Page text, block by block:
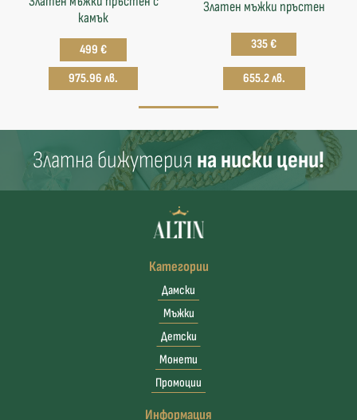
камък
499 €
975.96 лв.
Златен мъжки пръстен
335 €
655.2 лв.
Златна бижутерия на ниски цени!
Категории
Дамски
Мъжки
Детски
Монети
Промоции
Информация